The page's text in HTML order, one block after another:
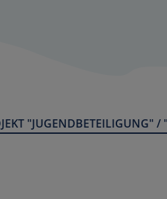
"JUGENDBETEILIGUNG"